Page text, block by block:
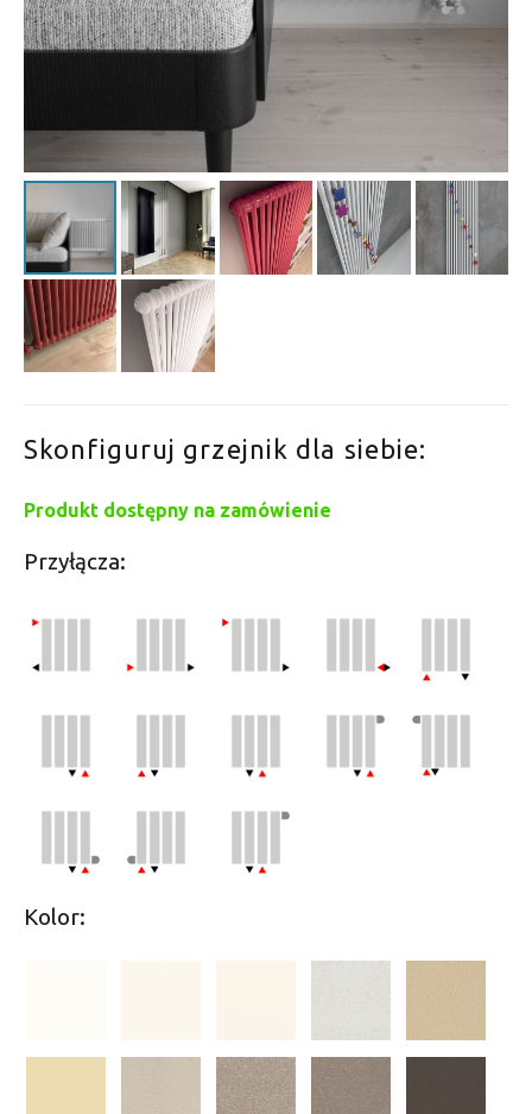
Skonfiguruj grzejnik dla siebie:
Produkt dostępny na zamówienie
Przyłącza:
Kolor: